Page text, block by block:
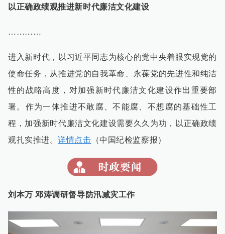
以正确政绩观推进新时代廉洁文化建设
…………
进入新时代，以习近平同志为核心的党中央着眼实现党的
使命任务，从推进党的自我革命、永葆党的先进性和纯洁
性的战略高度，对加强新时代廉洁文化建设作出重要部
署。作为一体推进不敢腐、不能腐、不想腐的基础性工
程，加强新时代廉洁文化建设需要久久为功，以正确政绩
观扎实推进。详情点击 （中国纪检监察报）
刘本万 邓涛调研督导防汛减灾工作